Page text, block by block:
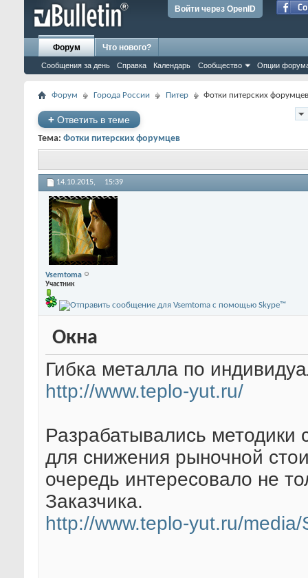
Войти через OpenID
Форум
Сообщения за день Справка Календарь Сообщество Опции
Что нового?
Форум Города России Питер Фотки питерских форумцев
+ Ответить в теме
Тема: Фотки питерских форумцев
14.10.2015, 15:39
Vsemtoma
Участник
Окна
Гибка металла по
http://www.teplo-yut.ru/
Разрабатывались методики
для снижения рыночной
очередь интересовало не
Заказчика.
http://www.teplo-yut.ru/